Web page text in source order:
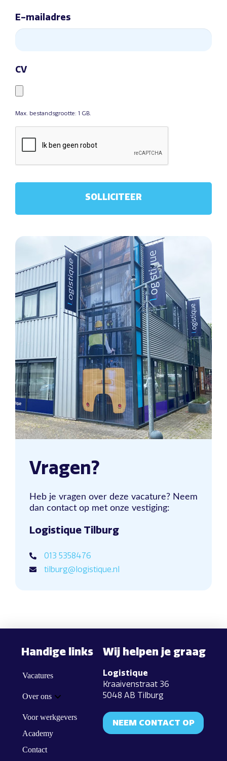
E-mailadres
CV
Max. bestandsgrootte: 1 GB.
Vragen?
Heb je vragen over deze vacature? Neem
dan contact op met onze vestiging:
Logistique Tilburg
013 5358476
tilburg@logistique.nl
Handige links
Vacatures
Over ons
Voor werkgevers
Academy
Contact
Wij helpen je graag
Logistique
Kraaivenstraat 36
5048 AB Tilburg
NEEM CONTACT OP